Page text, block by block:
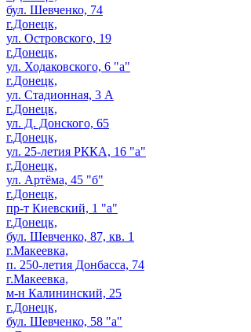
бул. Шевченко, 74
г.Донецк,
ул. Островского, 19
г.Донецк,
ул. Ходаковского, 6 "а"
г.Донецк,
ул. Стадионная, 3 А
г.Донецк,
ул. Д. Донского, 65
г.Донецк,
ул. 25-летия РККА, 16 "а"
г.Донецк,
ул. Артёма, 45 "б"
г.Донецк,
пр-т Киевский, 1 "а"
г.Донецк,
бул. Шевченко, 87, кв. 1
г.Макеевка,
п. 250-летия Донбасса, 74
г.Макеевка,
м-н Калининский, 25
г.Донецк,
бул. Шевченко, 58 "а"